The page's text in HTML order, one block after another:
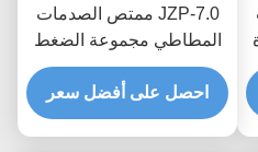
JZP-7.0 ممتص الصدمات
المطاطي مجموعة الضغط
المنخفض مرونة دائمة نسبة
التخميد الأمثل للآلات الثقيلة
احصل على أفضل سعر